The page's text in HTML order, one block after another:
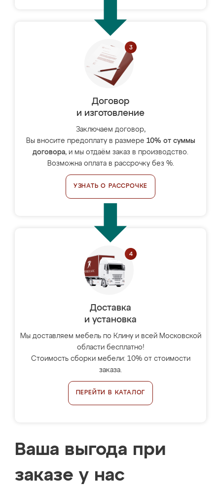
Договор
и изготовление
Заключаем договор,
Вы вносите предоплату в размере 10% от суммы
договора, и мы отдаём заказ в производство.
Возможна оплата в рассрочку без %.
УЗНАТЬ О РАССРОЧКЕ
Доставка
и установка
Мы доставляем мебель по Клину и всей Московской
области бесплатно!
Стоимость сборки мебели: 10% от стоимости
заказа.
ПЕРЕЙТИ В КАТАЛОГ
Ваша выгода при
заказе у нас